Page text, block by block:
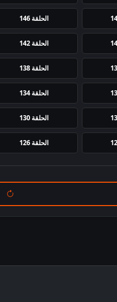
الحلقة 146
الحلقة 142
الحلقة 138
الحلقة 134
الحلقة 130
الحلقة 126